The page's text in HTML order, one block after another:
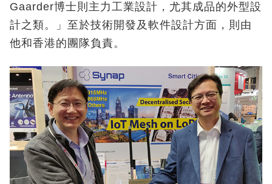
Gaarder博士則主力工業設計，尤其成品的外型設
計之類。」至於技術開發及軟件設計方面，則由
他和香港的團隊負責。